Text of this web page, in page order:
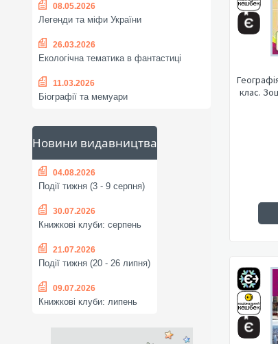
08.05.2026
Легенди та міфи України
26.03.2026
Екологічна тематика в фантастиці
11.03.2026
Біографії та мемуари
Новини видавництва
04.08.2026
Події тижня (3 - 9 серпня)
30.07.2026
Книжкові клуби: серпень
21.07.2026
Події тижня (20 - 26 липня)
09.07.2026
Книжкові клуби: липень
клас.